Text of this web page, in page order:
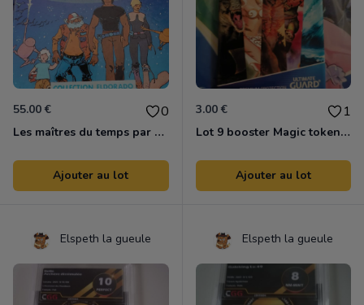
55.00 € 0
Les maîtres du temps par Moebius et René laloux
Ajouter au lot
3.00 € 1
Lot 9 booster Magic token (2018)
Ajouter au lot
Elspeth la gueule Elspeth la gueule